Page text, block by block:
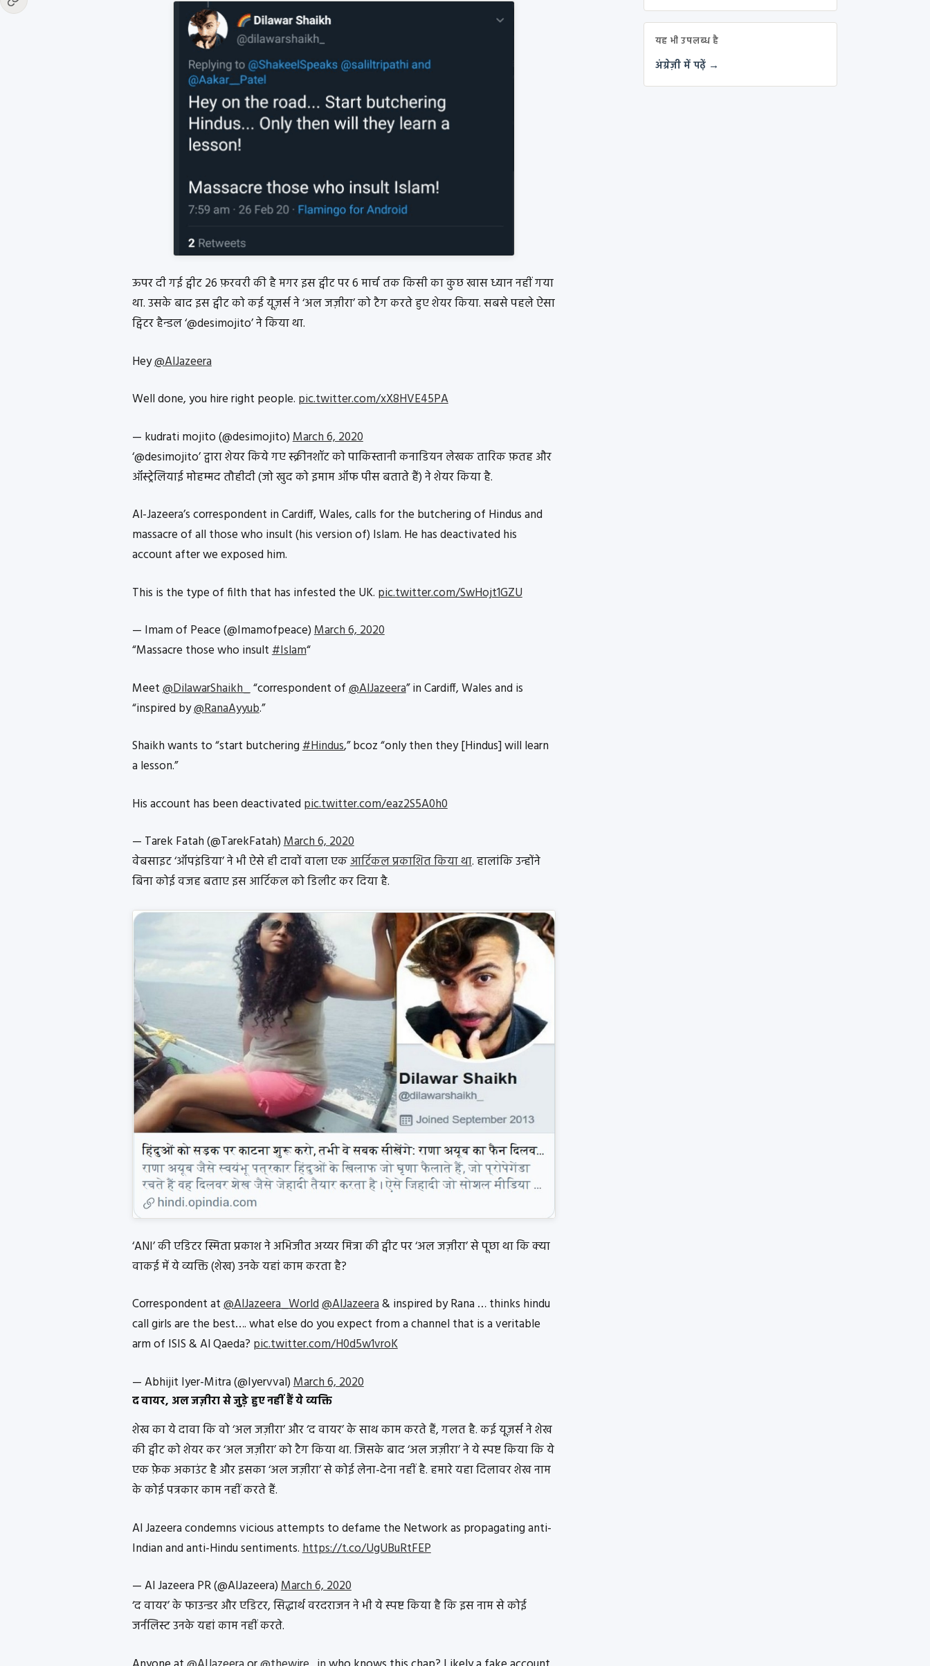
ऊपर दी गई ट्वीट 26 फ़रवरी की है मगर इस ट्वीट पर 6 मार्च तक किसी का कुछ खास ध्यान नहीं गया
था. उसके बाद इस ट्वीट को कई यूज़र्स ने ‘अल जज़ीरा’ को टैग करते हुए शेयर किया. सबसे पहले ऐसा
ट्विटर हैन्डल ‘@desimojito’ ने किया था.
Hey@AlJazeera
Well done, you hire right people. pic.twitter.com/xX8HVE45PA
— kudrati mojito (@desimojito)March 6, 2020
‘@desimojito’ द्वारा शेयर किये गए स्क्रीनशॉट को पाकिस्तानी कनाडियन लेखक तारिक फ़तह और
ऑस्ट्रेलियाई मोहम्मद तौहीदी (जो खुद को इमाम ऑफ पीस बताते हैं) ने शेयर किया है.
Al-Jazeera’s correspondent in Cardiff, Wales, calls for the butchering of Hindus and
massacre of all those who insult (his version of) Islam. He has deactivated his
account after we exposed him.
This is the type of filth that has infested the UK. pic.twitter.com/SwHojt1GZU
— Imam of Peace (@Imamofpeace)March 6, 2020
“Massacre those who insult#Islam“
Meet@DilawarShaikh_“correspondent of@AlJazeera” in Cardiff, Wales and is
“inspired by@RanaAyyub.”
Shaikh wants to “start butchering#Hindus,” bcoz “only then they [Hindus] will learn
a lesson.”
His account has been deactivated pic.twitter.com/eaz2S5A0h0
— Tarek Fatah (@TarekFatah)March 6, 2020
वेबसाइट ‘ऑपइंडिया’ ने भी ऐसे ही दावों वाला एकआर्टिकल प्रकाशित किया था. हालांकि उन्होंने
बिना कोई वजह बताए इस आर्टिकल को डिलीट कर दिया है.
‘ANI’ की एडिटर स्मिता प्रकाश ने अभिजीत अय्यर मित्रा की ट्वीट पर ‘अल जज़ीरा’ से पूछा था कि क्या
वाकई में ये व्यक्ति (शेख) उनके यहां काम करता है?
Correspondent at@AlJazeera_World@AlJazeera& inspired by Rana … thinks hindu
call girls are the best…. what else do you expect from a channel that is a veritable
arm of ISIS & Al Qaeda? pic.twitter.com/H0d5w1vroK
— Abhijit Iyer-Mitra (@Iyervval)March 6, 2020
द वायर, अल जज़ीरा से जुड़े हुए नहीं हैं ये व्यक्ति
शेख का ये दावा कि वो ‘अल जज़ीरा’ और ‘द वायर’ के साथ काम करते हैं, गलत है. कई यूज़र्स ने शेख
की ट्वीट को शेयर कर ‘अल जज़ीरा’ को टैग किया था. जिसके बाद ‘अल जज़ीरा’ ने ये स्पष्ट किया कि ये
एक फ़ेक अकाउंट है और इसका ‘अल जज़ीरा’ से कोई लेना-देना नहीं है. हमारे यहा दिलावर शेख नाम
के कोई पत्रकार काम नहीं करते हैं.
Al Jazeera condemns vicious attempts to defame the Network as propagating anti-
Indian and anti-Hindu sentiments.https://t.co/UgUBuRtFEP
— Al Jazeera PR (@AlJazeera)March 6, 2020
‘द वायर’ के फाउन्डर और एडिटर, सिद्धार्थ वरदराजन ने भी ये स्पष्ट किया है कि इस नाम से कोई
जर्नलिस्ट उनके यहां काम नहीं करते.
यह भी उपलब्ध है
अंग्रेज़ी में पढ़ें →